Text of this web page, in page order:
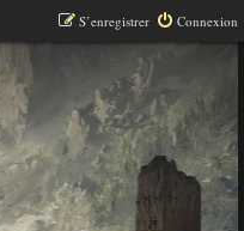
Connexion
S’enregistrer